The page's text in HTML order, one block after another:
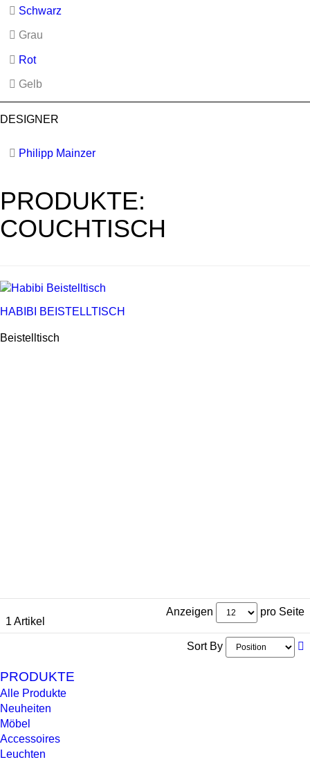
Schwarz
Grau
Rot
Gelb
DESIGNER
Philipp Mainzer
PRODUKTE:
COUCHTISCH
HABIBI BEISTELLTISCH
Beistelltisch
1 Artikel
Anzeigen pro Seite
Sort By
PRODUKTE
Alle Produkte
Neuheiten
Möbel
Accessoires
Leuchten